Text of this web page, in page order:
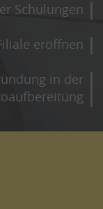
Schulungen
eröffnen
in der